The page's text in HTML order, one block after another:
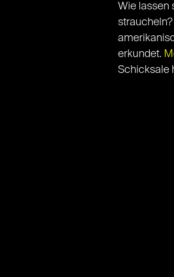
Wie lassen
erkundet.
Schicksale